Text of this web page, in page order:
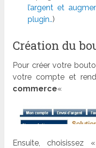
l’argent et
plugin..)
Création du
Pour créer votre
votre compte et
commerce«
Ensuite, choisissez